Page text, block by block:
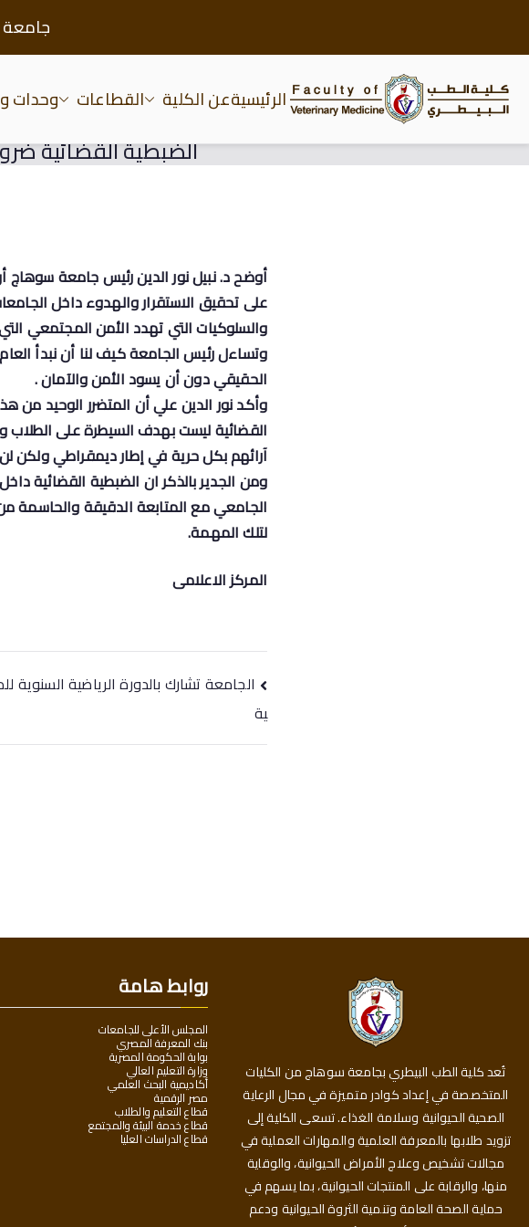
الرئيسيةعن الكلية القطاعات وحدات
الضبطية القضائية
أوضحد. نبيل نور الدين رئيس جامعة
على تحقيق الاستقرار والهدوء داخل
والسلوكيات التي تهدد الأمن المجتمعي
وتساءل رئيس الجامعة كيف لنا أن نبدأ
الحقيقي دون أن يسود الأمن والآمان .
وأكد نور الدين علي أن المتضرر الوحيد من
القضائية ليست بهدف السيطرة على
آرائهم بكل حرية في إطار ديمقراطي ولكن
ومن الجدير بالذكر ان الضبطية
الجامعي مع المتابعة الدقيقة والحاسمة
لتلك المهمة.
المركز الاعلامى
الجامعة تشارك بالدورة الرياضية السنوية
ية
تُعد كلية الطب البيطري بجامعة سوهاج من الكليات
المتخصصة في إعداد كوادر متميزة في مجال الرعاية
الصحية الحيوانية وسلامة الغذاء. تسعى الكلية إلى
تزويد طلابها بالمعرفة العلمية والمهارات العملية في
مجالات تشخيص وعلاج الأمراض الحيوانية، والوقاية
منها، والرقابة على المنتجات الحيوانية، بما يسهم في
حماية الصحة العامة وتنمية الثروة الحيوانية ودعم
روابط هامة
المجلس الأعلى للجامعات
بنك المعرفة المصري
بوابة الحكومة المصرية
وزارة التعليم العالي
أكاديمية البحث العلمي
مصر الرقمية
قطاع التعليم والطلاب
قطاع خدمة البيئة والمجتمع
قطاع الدراسات العليا